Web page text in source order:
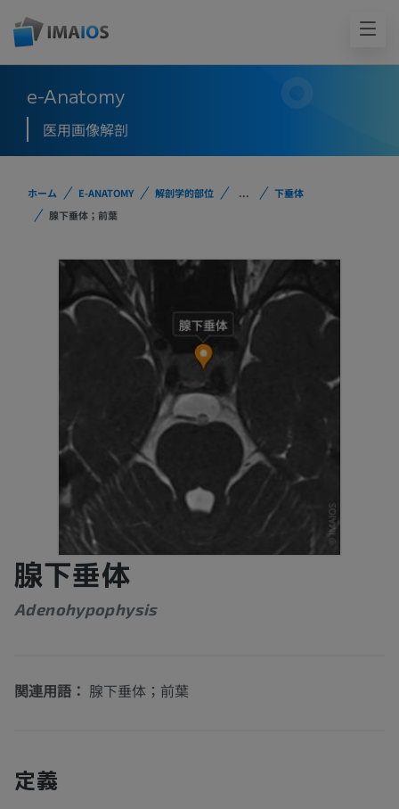
e-Anatomy
医用画像解剖
ホーム E-ANATOMY 解剖学的部位 ...
下垂体
腺下垂体；前葉
腺下垂体
Adenohypophysis
関連用語： 腺下垂体；前葉
定義